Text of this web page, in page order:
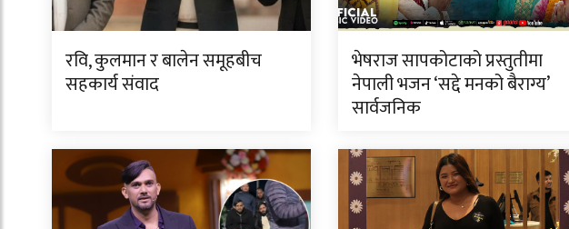
रवि, कुलमान र बालेन समूहबीच
सहकार्य संवाद
भेषराज सापकोटाको प्रस्तुतीमा
नेपाली भजन ‘सद्दे मनको बैराग्य’
सार्वजनिक